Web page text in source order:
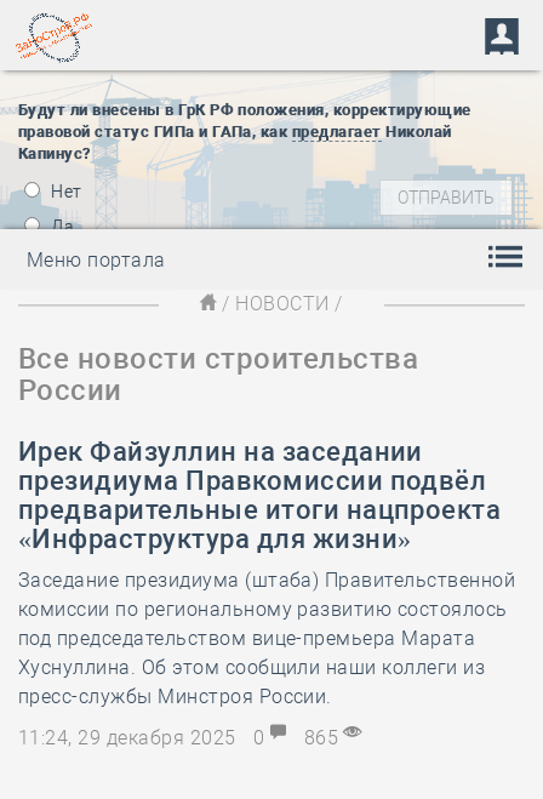
Будут ли внесены в ГрК РФ положения, корректирующие
правовой статус ГИПа и ГАПа, как предлагает Николай
Капинус?
Нет
Да
Меню портала
/ НОВОСТИ /
Все новости строительства
России
Ирек Файзуллин на заседании
президиума Правкомиссии подвёл
предварительные итоги нацпроекта
«Инфраструктура для жизни»
Заседание президиума (штаба) Правительственной
комиссии по региональному развитию состоялось
под председательством вице-премьера Марата
Хуснуллина. Об этом сообщили наши коллеги из
пресс-службы Минстроя России.
11:24, 29 декабря 2025
0 865